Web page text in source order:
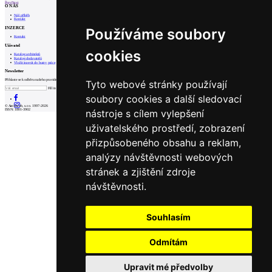
Používáme soubory
cookies
Tyto webové stránky používají
soubory cookies a další sledovací
nástroje s cílem vylepšení
uživatelského prostředí, zobrazení
přizpůsobeného obsahu a reklam,
analýzy návštěvnosti webových
stránek a zjištění zdroje
návštěvnosti.
Souhlasím
Odmítám
Upravit mé předvolby
PrevNext
O NÁS
Náš příběh
Kontakt
INZERCE
Kontakt
Uživatel
Katalog architektů
Katalog dodavatelů
Vložit inzerát do burzy práce
Newsletter
Přihlaste se k odběru našeho pravidelného týdenního newsletteru:
Fill in „nospam“
© Archiweb, s.r.o. 1997-2026
ISSN: 1801-3902